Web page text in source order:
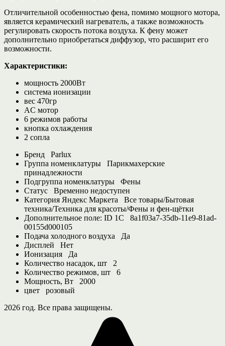
Отличительной особенностью фена, помимо мощного мотора,
является керамический нагреватель, а также возможность
регулировать скорость потока воздуха. К фену может
дополнительно приобретаться диффузор, что расширит его
возможности.
Характеристики:
мощность 2000Вт
система ионизации
вес 470гр
AC мотор
6 режимов работы
кнопка охлаждения
2 сопла
Бренд
Parlux
Группа номенклатуры
Парикмахерские
принадлежности
Подгруппа номенклатуры
Фены
Статус
Временно недоступен
Категория Яндекс Маркета
Все товары/Бытовая
техника/Техника для красоты/Фены и фен-щётки
Дополнительное поле: ID 1С
8a1f03a7-35db-11e9-81ad-
00155d000105
Подача холодного воздуха
Да
Дисплей
Нет
Ионизация
Да
Количество насадок, шт
2
Количество режимов, шт
6
Мощность, Вт
2000
цвет
розовый
2026 год. Все права защищены.